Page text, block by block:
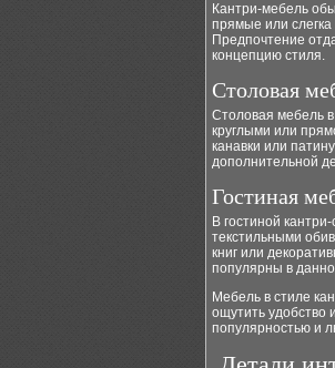
Кантри-мебель
прямые или
Предпочтение
концепцию стиля.
Столовая
Столовая мебель
круглыми или
канавки или
дополнительной
Гостиная
В гостиной
текстильными
книг или
популярны в
Мебель в стиле
ощутить удобство
популярностью и